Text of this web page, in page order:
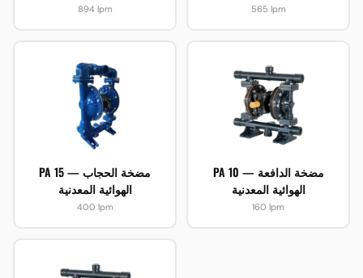
894 lpm 565 lpm
PA 15 — مضخة الحجاب
الهوائية المعدنية
400 lpm
PA 10 — مضخة الدافعة
الهوائية المعدنية
160 lpm